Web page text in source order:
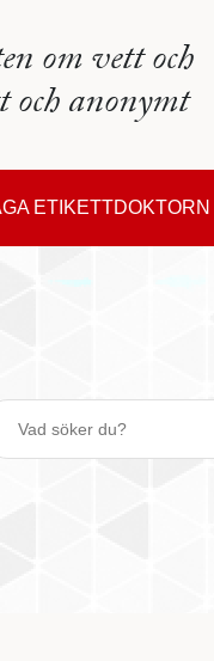
om vett och
anonymt
ETIKETTDOKTORN